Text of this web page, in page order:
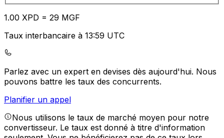
1.00 XPD = 29 MGF
Taux interbancaire à 13:59 UTC
Parlez avec un expert en devises dès aujourd'hui. Nous
pouvons battre les taux des concurrents.
Planifier un appel
Nous utilisons le taux de marché moyen pour notre
convertisseur. Le taux est donné à titre d'information